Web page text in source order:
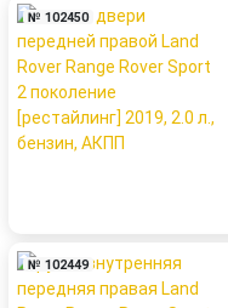
№ 102450
№ 102449